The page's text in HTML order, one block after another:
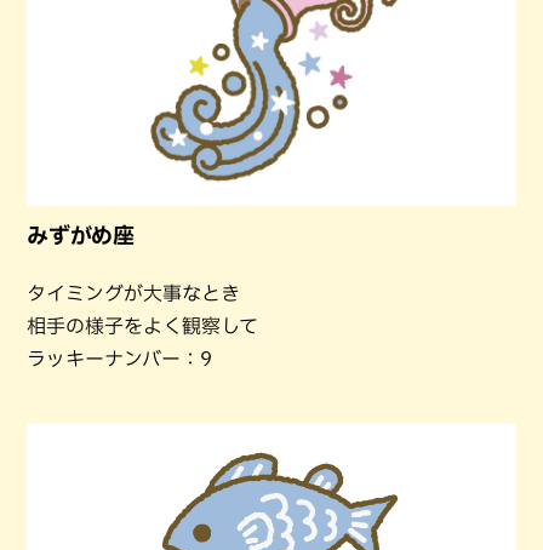
みずがめ座
タイミングが大事なとき
相手の様子をよく観察して
ラッキーナンバー：9